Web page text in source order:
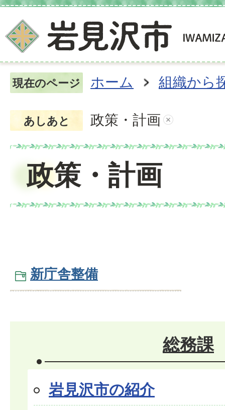
現在のページ ホーム 組織から
あしあと 政策・計画
政策・計画
新庁舎整備
総務課
岩見沢市の紹介